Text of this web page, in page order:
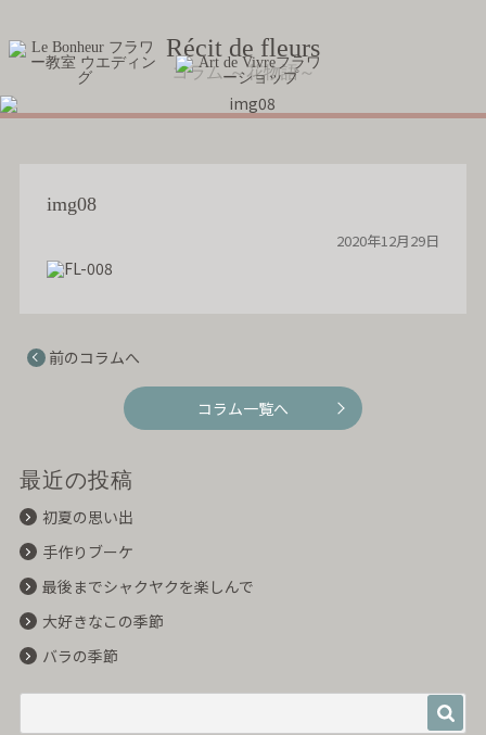
Récit de fleurs
コラム ～花物語～
img08
2020年12月29日
前のコラムへ
コラム一覧へ
最近の投稿
初夏の思い出
手作りブーケ
最後までシャクヤクを楽しんで
大好きなこの季節
バラの季節